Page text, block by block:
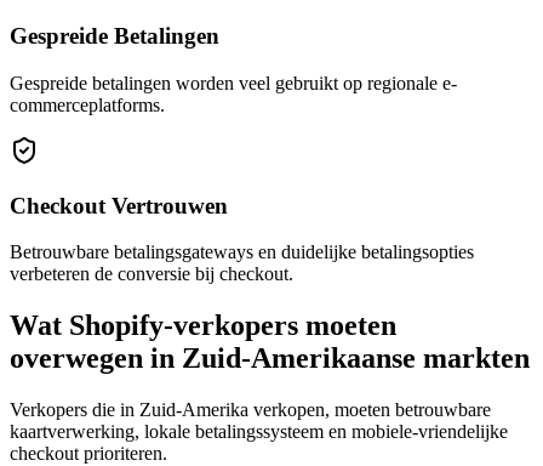
Gespreide Betalingen
Gespreide betalingen worden veel gebruikt op regionale e-
commerceplatforms.
Checkout Vertrouwen
Betrouwbare betalingsgateways en duidelijke betalingsopties
verbeteren de conversie bij checkout.
Wat Shopify-verkopers moeten
overwegen in Zuid-Amerikaanse markten
Verkopers die in Zuid-Amerika verkopen, moeten betrouwbare
kaartverwerking, lokale betalingssysteem en mobiele-vriendelijke
checkout prioriteren.